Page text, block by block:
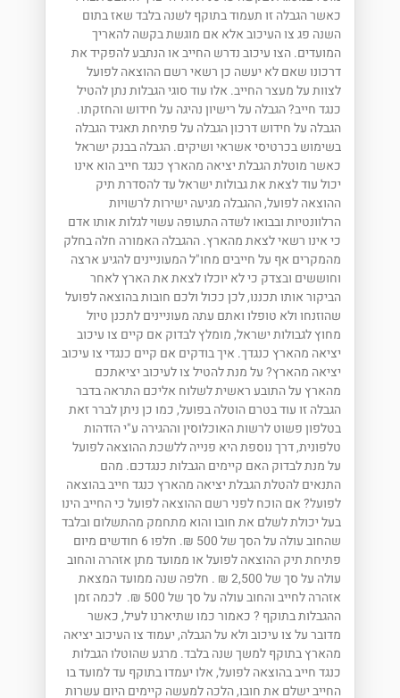
כאשר הגבלה זו תעמוד בתוקף לשנה בלבד שאז בתום
השנה פג צו העיכוב אלא אם מוגשת בקשה להאריך
המועדים. הצו עיכוב נדרש החייב או הנתבע להפקיד את
דרכונו שאם לא יעשה כן רשאי רשם ההוצאה לפועל
לצוות על מעצר החייב. אלו עוד סוגי הגבלות נתן להטיל
כנגד חייב? הגבלה על רישיון נהיגה על חידוש והחזקתו.
הגבלה על חידוש דרכון הגבלה על פתיחת תאגיד הגבלה
בשימוש בכרטיסי אשראי ושיקים. הגבלה בבנק ישראל
כאשר מוטלת הגבלת יציאה מהארץ כנגד חייב הוא אינו
יכול עוד לצאת את גבולות ישראל עד להסדרת תיק
ההוצאה לפועל, ההגבלה מגיעה ישירות לרשויות
הרלוונטיות ובבואו לשדה התעופה עשוי לגלות אותו אדם
כי אינו רשאי לצאת מהארץ. ההגבלה האמורה חלה בחלק
מהמקרים אף על חייבים מחו"ל המעוניינים להגיע ארצה
וחוששים ובצדק כי לא יוכלו לצאת את הארץ לאחר
הביקור אותו תכננו, לכן ככול ולכם חובות בהוצאה לפועל
שהוזנחו ולא טופלו ואתם עתה מעוניינים לתכנן טיול
מחוץ לגבולות ישראל, מומלץ לבדוק אם קיים צו עיכוב
יציאה מהארץ כנגדך. איך בודקים אם קיים כנגדי צו עיכוב
יציאה מהארץ? על מנת להטיל צו לעיכוב יציאתכם
מהארץ על התובע ראשית לשלוח אליכם התראה בדבר
הגבלה זו עוד בטרם הוטלה בפועל, כמו כן ניתן לברר זאת
בטלפון פשוט לרשות האוכלוסין וההגירה ע"י הזדהות
טלפונית, דרך נוספת היא פנייה ללשכת ההוצאה לפועל
על מנת לבדוק האם קיימים הגבלות כנגדכם. מהם
התנאים להטלת הגבלת יציאה מהארץ כנגד חייב בהוצאה
לפועל? אם הוכח לפני רשם ההוצאה לפועל כי החייב הינו
בעל יכולת לשלם את חובו והוא מתחמק מהתשלום ובלבד
שהחוב עולה על הסך של 500 ₪. חלפו 6 חודשים מיום
פתיחת תיק ההוצאה לפועל או ממועד מתן אזהרה והחוב
עולה על סך של 2,500 ₪ . חלפה שנה ממועד המצאת
אזהרה לחייב והחוב עולה על סך של 500 ₪. לכמה זמן
ההגבלות בתוקף ? כאמור כמו שתיארנו לעיל, כאשר
מדובר על צו עיכוב ולא על הגבלה, יעמוד צו העיכוב יציאה
מהארץ בתוקף למשך שנה בלבד. מרגע שהוטלו הגבלות
כנגד חייב בהוצאה לפועל, אלו יעמדו בתוקף עד למועד בו
החייב ישלם את חובו, הלכה למעשה קיימים היום עשרות